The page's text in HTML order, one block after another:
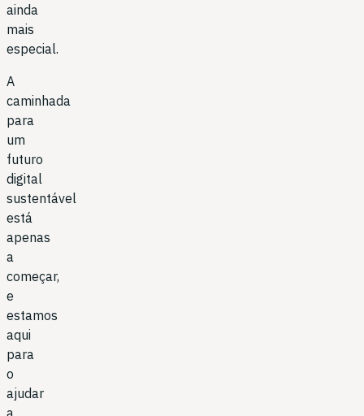
ainda
mais
especial.
A
caminhada
para
um
futuro
digital
sustentável
está
apenas
a
começar,
e
estamos
aqui
para
o
ajudar
a